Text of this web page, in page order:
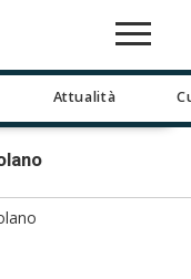
Attualità